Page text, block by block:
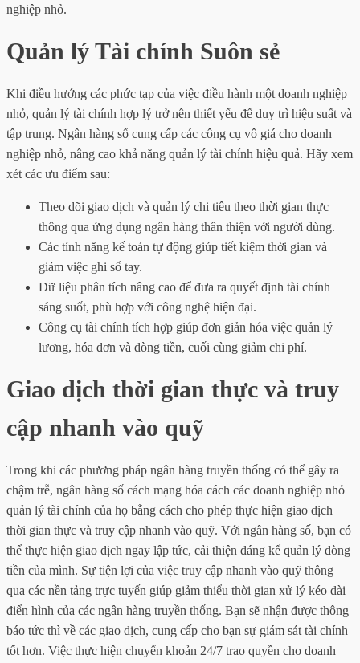
nghiệp nhỏ.
Quản lý Tài chính Suôn sẻ
Khi điều hướng các phức tạp của việc điều hành một doanh nghiệp
nhỏ, quản lý tài chính hợp lý trở nên thiết yếu để duy trì hiệu suất và
tập trung. Ngân hàng số cung cấp các công cụ vô giá cho doanh
nghiệp nhỏ, nâng cao khả năng quản lý tài chính hiệu quả. Hãy xem
xét các ưu điểm sau:
Theo dõi giao dịch và quản lý chi tiêu theo thời gian thực
thông qua ứng dụng ngân hàng thân thiện với người dùng.
Các tính năng kế toán tự động giúp tiết kiệm thời gian và
giảm việc ghi sổ tay.
Dữ liệu phân tích nâng cao để đưa ra quyết định tài chính
sáng suốt, phù hợp với công nghệ hiện đại.
Công cụ tài chính tích hợp giúp đơn giản hóa việc quản lý
lương, hóa đơn và dòng tiền, cuối cùng giảm chi phí.
Giao dịch thời gian thực và truy
cập nhanh vào quỹ
Trong khi các phương pháp ngân hàng truyền thống có thể gây ra
chậm trễ, ngân hàng số cách mạng hóa cách các doanh nghiệp nhỏ
quản lý tài chính của họ bằng cách cho phép thực hiện giao dịch
thời gian thực và truy cập nhanh vào quỹ. Với ngân hàng số, bạn có
thể thực hiện giao dịch ngay lập tức, cải thiện đáng kể quản lý dòng
tiền của mình. Sự tiện lợi của việc truy cập nhanh vào quỹ thông
qua các nền tảng trực tuyến giúp giảm thiểu thời gian xử lý kéo dài
điển hình của các ngân hàng truyền thống. Bạn sẽ nhận được thông
báo tức thì về các giao dịch, cung cấp cho bạn sự giám sát tài chính
tốt hơn. Việc thực hiện chuyển khoản 24/7 trao quyền cho doanh